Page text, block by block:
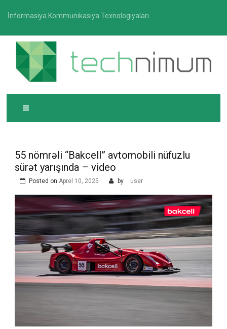
İnformasiya Kommunikasiya Texnologiyaları
TECHNIMUM
İnformasiya-kommunikasiya texnologiyaları üzrə
media platforması
55 nömrəli “Bakcell” avtomobili nüfuzlu
sürət yarışında – video
Posted on Aprel 10, 2025 by user